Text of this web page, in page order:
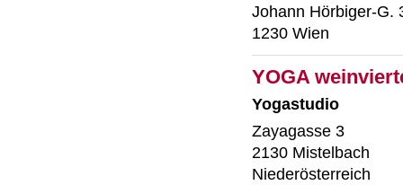
Johann Hörbiger-G.
1230 Wien
YOGA
Yogastudio
Zayagasse 3
2130 Mistelbach
Niederösterreich